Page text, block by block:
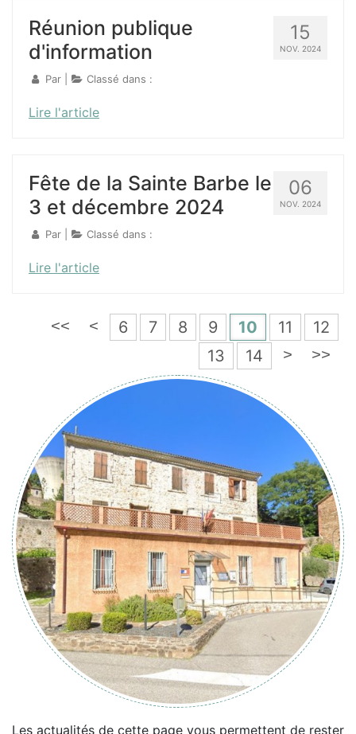
15
NOV. 2024
Réunion publique
d'information
Par Classé dans :
Lire l'article
06
NOV. 2024
Fête de la Sainte Barbe le
3 et décembre 2024
Par Classé dans :
Lire l'article
<< < 6 7 8 9 10 11
12
13
14 > >>
Les actualités de cette page vous permettent de rester